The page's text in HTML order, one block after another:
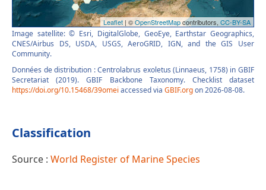
Image satellite: © Esri, DigitalGlobe, GeoEye, Earthstar Geographics,
CNES/Airbus DS, USDA, USGS, AeroGRID, IGN, and the GIS User
Community.
Données de distribution : Centrolabrus exoletus (Linnaeus, 1758) in GBIF
Secretariat (2019). GBIF Backbone Taxonomy. Checklist dataset
https://doi.org/10.15468/39omei accessed via GBIF.orgon 2026-08-08.
Classification
Source : World Register of Marine Species